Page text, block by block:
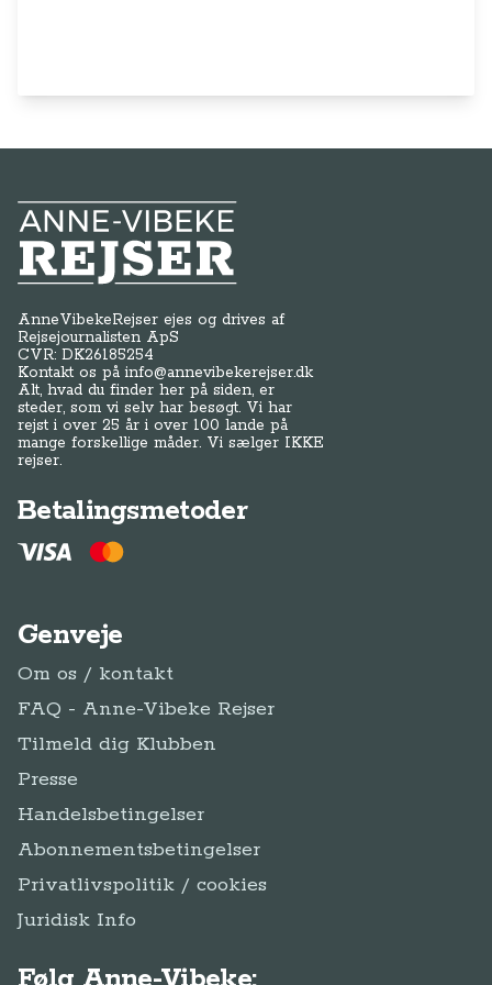
Anne-Vibeke Rejser
AnneVibekeRejser ejes og drives af
Rejsejournalisten ApS
CVR: DK26185254
Kontakt os påinfo@annevibekerejser.dk
Alt, hvad du finder her på siden, er
steder, som vi selv har besøgt. Vi har
rejst i over 25 år i over 100 lande på
mange forskellige måder. Vi sælger IKKE
rejser.
Betalingsmetoder
Genveje
Om os / kontakt
FAQ - Anne-Vibeke Rejser
Tilmeld dig Klubben
Presse
Handelsbetingelser
Abonnementsbetingelser
Privatlivspolitik / cookies
Juridisk Info